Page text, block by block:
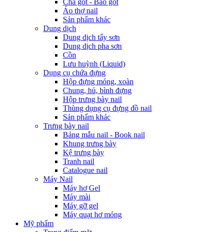
Chà gót - Bào gót
Áo thợ nail
Sản phẩm khác
Dung dịch
Dung dịch tẩy sơn
Dung dịch pha sơn
Cồn
Lưu huỳnh (Liquid)
Dụng cụ chứa đựng
Hộp đựng móng, xoàn
Chung, hủ, bình đựng
Hộp trưng bày nail
Thùng dụng cụ đựng đồ nail
Sản phẩm khác
Trưng bày nail
Bảng mẫu nail - Book nail
Khung trưng bày
Kệ trưng bày
Tranh nail
Catalogue nail
Máy Nail
Máy hơ Gel
Máy mài
Máy gỡ gel
Máy quạt hơ móng
Mỹ phẩm